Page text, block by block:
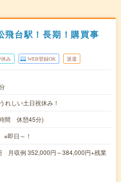
飛台駅！長期！購買事
み WEB登録OK 派遣
しい土日祝休み！
間 休憩45分)
※即日～！
月収例 352,000円～384,000円+残業